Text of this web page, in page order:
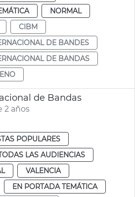
NORMAL
CIBM
DE BANDES
DE BANDAS
de Bandas
2 años
POPULARES
LAS AUDIENCIAS
VALENCIA
EN PORTADA TEMÁTICA